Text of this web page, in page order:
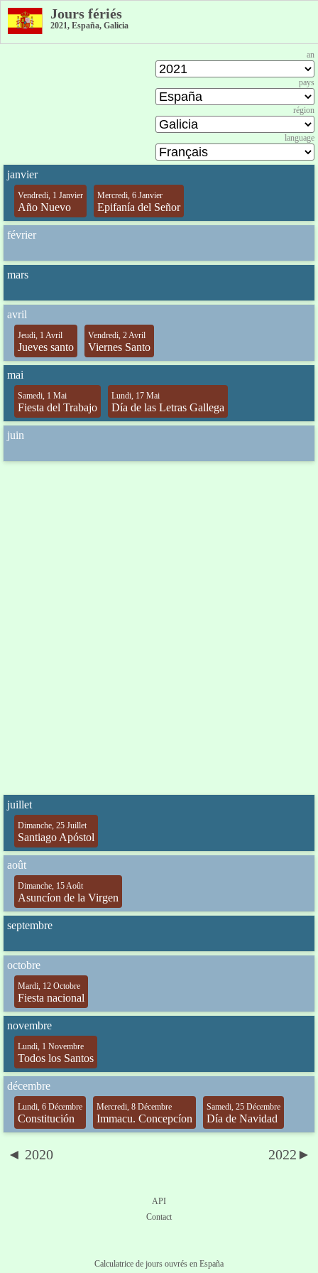
Jours fériés
2021, España, Galicia
an
pays
région
language
janvier
Vendredi, 1 Janvier
Año Nuevo
Mercredi, 6 Janvier
Epifanía del Señor
février
mars
avril
Jeudi, 1 Avril
Jueves santo
Vendredi, 2 Avril
Viernes Santo
mai
Samedi, 1 Mai
Fiesta del Trabajo
Lundi, 17 Mai
Día de las Letras Gallega
juin
juillet
Dimanche, 25 Juillet
Santiago Apóstol
août
Dimanche, 15 Août
Asuncíon de la Virgen
septembre
octobre
Mardi, 12 Octobre
Fiesta nacional
novembre
Lundi, 1 Novembre
Todos los Santos
décembre
Lundi, 6 Décembre
Constitución
Mercredi, 8 Décembre
Immacu. Concepcíon
Samedi, 25 Décembre
Día de Navidad
◄ 2020 2022►
API
Contact
Calculatrice de jours ouvrés en España